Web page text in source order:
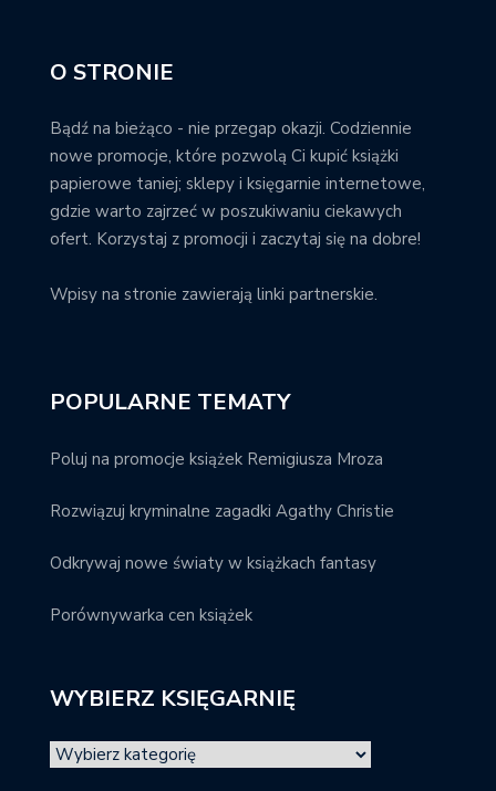
O STRONIE
Bądź na bieżąco - nie przegap okazji. Codziennie
nowe promocje, które pozwolą Ci kupić książki
papierowe taniej; sklepy i księgarnie internetowe,
gdzie warto zajrzeć w poszukiwaniu ciekawych
ofert. Korzystaj z promocji i zaczytaj się na dobre!
Wpisy na stronie zawierają linki partnerskie.
POPULARNE TEMATY
Poluj na promocje książek Remigiusza Mroza
Rozwiązuj kryminalne zagadki Agathy Christie
Odkrywaj nowe światy w książkach fantasy
Porównywarka cen książek
WYBIERZ KSIĘGARNIĘ